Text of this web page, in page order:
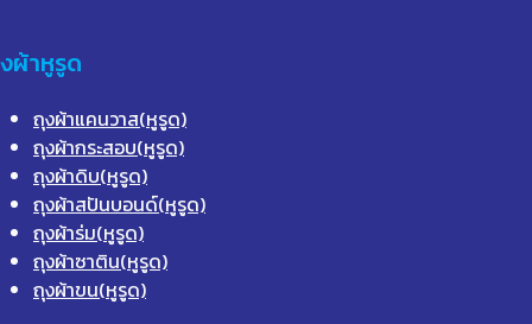
ผ้าหูรูด
ถุงผ้าแคนวาส(หูรูด)
ถุงผ้ากระสอบ(หูรูด)
ถุงผ้าดิบ(หูรูด)
ถุงผ้าสปันบอนด์(หูรูด)
ถุงผ้าร่ม(หูรูด)
ถุงผ้าซาติน(หูรูด)
ถุงผ้าขน(หูรูด)